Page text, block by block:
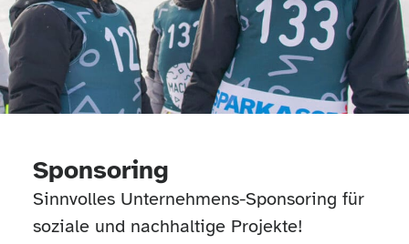
Sponsoring
Sinnvolles Unternehmens-Sponsoring für
soziale und nachhaltige Projekte!